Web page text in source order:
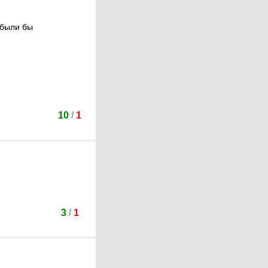
были бы
10 / 1
3/ 1